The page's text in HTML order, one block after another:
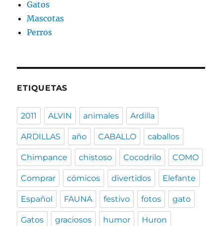
Gatos
Mascotas
Perros
ETIQUETAS
2011 ALVIN animales Ardilla
ARDILLAS año CABALLO caballos
Chimpance chistoso Cocodrilo COMO
Comprar cómicos divertidos Elefante
Español FAUNA festivo fotos gato
Gatos graciosos humor Huron